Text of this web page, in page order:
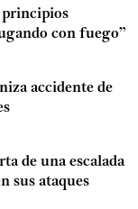
principios
con fuego”
accidente de
de una escalada
sus ataques